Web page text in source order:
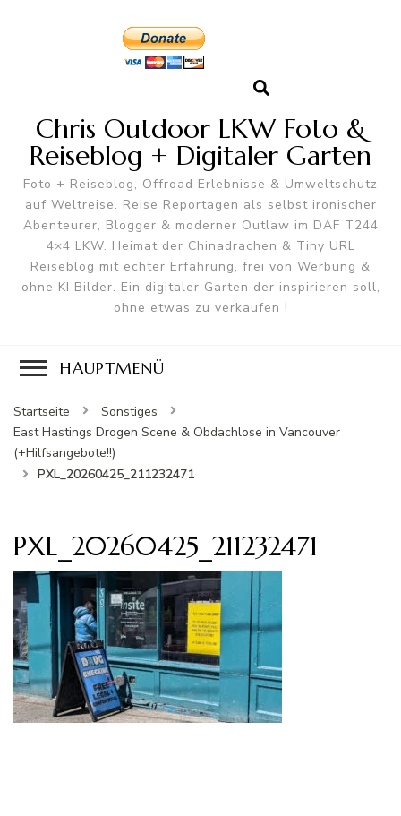
Chris Outdoor LKW Foto &
Reiseblog + Digitaler Garten
Foto + Reiseblog, Offroad Erlebnisse & Umweltschutz
auf Weltreise. Reise Reportagen als selbst ironischer
Abenteurer, Blogger & moderner Outlaw im DAF T244
4×4 LKW. Heimat der Chinadrachen & Tiny URL
Reiseblog mit echter Erfahrung, frei von Werbung &
ohne KI Bilder. Ein digitaler Garten der inspirieren soll,
ohne etwas zu verkaufen !
HAUPTMENÜ
Startseite
Sonstiges
East Hastings Drogen Scene & Obdachlose in Vancouver
(+Hilfsangebote!!)
PXL_20260425_211232471
PXL_20260425_211232471